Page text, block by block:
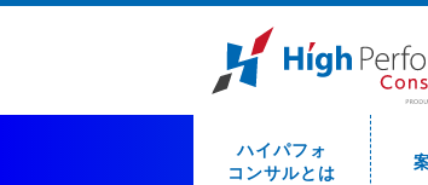
ハイパフォ
コンサルとは